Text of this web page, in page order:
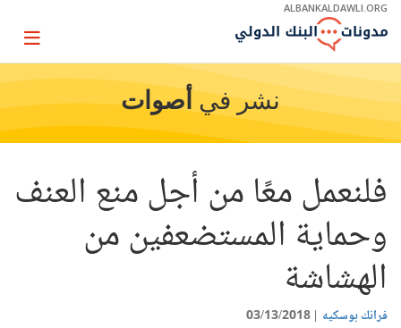
Skip
Main
ALBANKALDAWLI.ORG
Page
نشر في أصوات
فلنعمل معًا من أجل منع العنف
وحماية المستضعفين من
الهشاشة
فرانك بوسكيه 03/13/2018